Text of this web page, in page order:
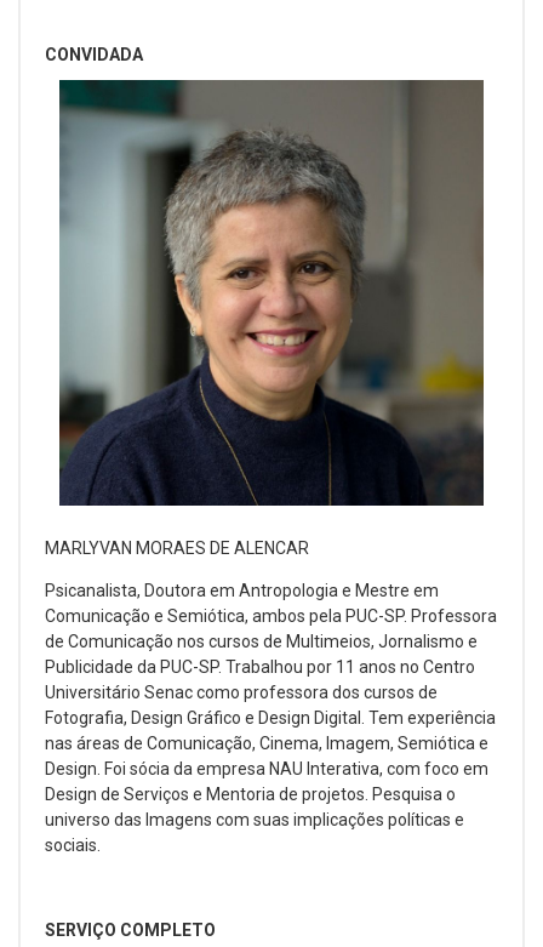
CONVIDADA
MARLYVAN MORAES DE ALENCAR
Psicanalista, Doutora em Antropologia e Mestre em
Comunicação e Semiótica, ambos pela PUC-SP. Professora
de Comunicação nos cursos de Multimeios, Jornalismo e
Publicidade da PUC-SP. Trabalhou por 11 anos no Centro
Universitário Senac como professora dos cursos de
Fotografia, Design Gráfico e Design Digital. Tem experiência
nas áreas de Comunicação, Cinema, Imagem, Semiótica e
Design. Foi sócia da empresa NAU Interativa, com foco em
Design de Serviços e Mentoria de projetos. Pesquisa o
universo das Imagens com suas implicações políticas e
sociais.
SERVIÇO COMPLETO